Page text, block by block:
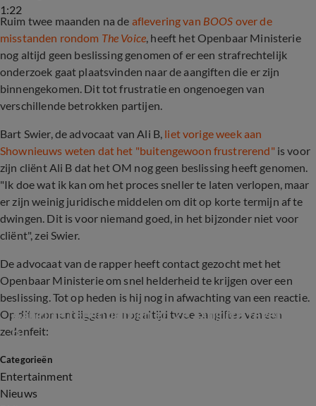
1:22
Ruim twee maanden na de aflevering van BOOS over de
misstanden rondom The Voice, heeft het Openbaar Ministerie
nog altijd geen beslissing genomen of er een strafrechtelijk
onderzoek gaat plaatsvinden naar de aangiften die er zijn
binnengekomen. Dit tot frustratie en ongenoegen van
verschillende betrokken partijen.
Bart Swier, de advocaat van Ali B, liet vorige week aan
Shownieuws weten dat het "buitengewoon frustrerend" is voor
zijn cliënt Ali B dat het OM nog geen beslissing heeft genomen.
"Ik doe wat ik kan om het proces sneller te laten verlopen, maar
er zijn weinig juridische middelen om dit op korte termijn af te
dwingen. Dit is voor niemand goed, in het bijzonder niet voor
cliënt", zei Swier.
De advocaat van de rapper heeft contact gezocht met het
Openbaar Ministerie om snel helderheid te krijgen over een
beslissing. Tot op heden is hij nog in afwachting van een reactie.
Op dit moment liggen er nog altijd twee aangiftes van een
zedenfeit:
2:26
Aangifte tegen Jeroen en 2e aangifte tegen Ali
B
Categorieën
Entertainment
Nieuws